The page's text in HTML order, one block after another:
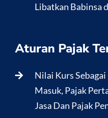
Libatkan Babinsa
Aturan Pajak
Nilai Kurs
Masuk, Pajak
Jasa Dan Pajak